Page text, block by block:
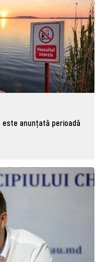
este anunţată perioadă